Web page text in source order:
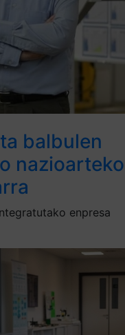
balbulen
nazioarteko
enpresa